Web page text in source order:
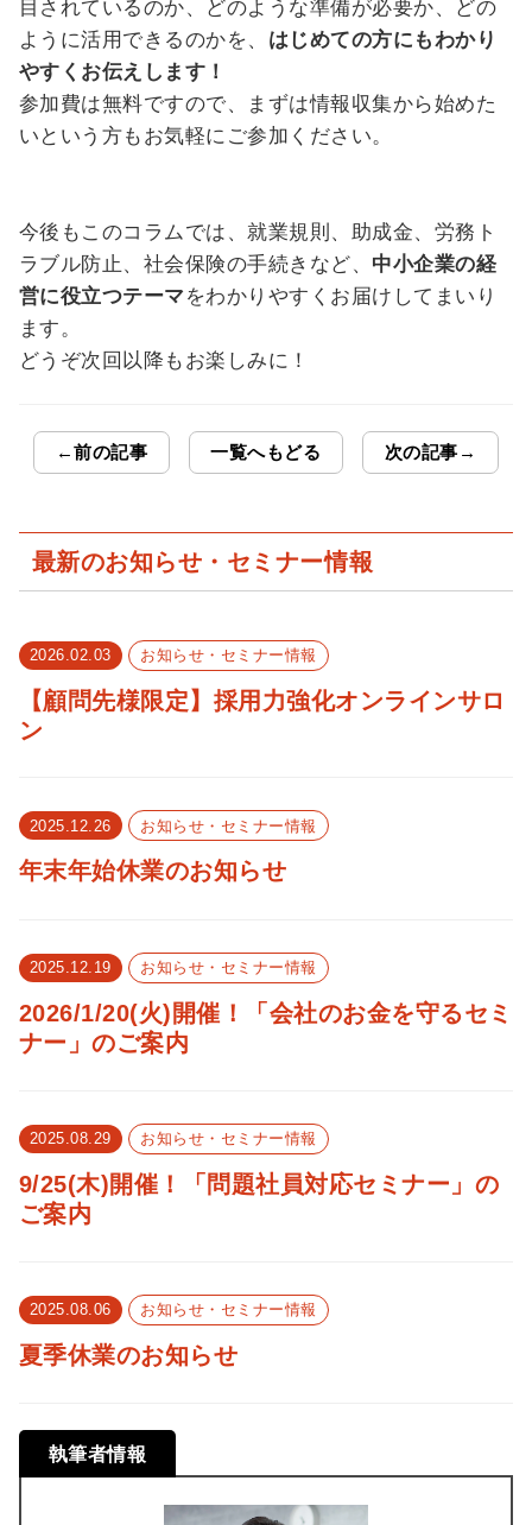
目されているのか、どのような準備が必要か、どの
ように活用できるのかを、 はじめての方にもわかり
やすくお伝えします！
参加費は無料ですので、まずは情報収集から始めた
いという方もお気軽にご参加ください。
今後もこのコラムでは、就業規則、助成金、労務ト
ラブル防止、社会保険の手続きなど、 中小企業の経
営に役立つテーマ をわかりやすくお届けしてまいり
ます。
どうぞ次回以降もお楽しみに！
←前の記事 一覧へもどる 次の記事→
最新のお知らせ・セミナー情報
2026.02.03 お知らせ・セミナー情報
【顧問先様限定】採用力強化オンラインサロ
ン
2025.12.26 お知らせ・セミナー情報
年末年始休業のお知らせ
2025.12.19 お知らせ・セミナー情報
2026/1/20(火)開催！「会社のお金を守るセミ
ナー」のご案内
2025.08.29 お知らせ・セミナー情報
9/25(木)開催！「問題社員対応セミナー」の
ご案内
2025.08.06 お知らせ・セミナー情報
夏季休業のお知らせ
執筆者情報